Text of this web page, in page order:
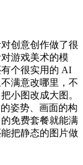
创意创作做了很
游戏美术的模
个很实用的 AI
满意改哪里，不
小图改成大图。
姿势、画面的构
免费套餐就能满
把静态的图片做